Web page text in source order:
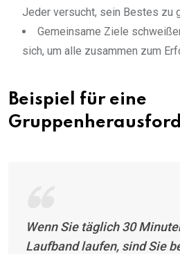
Jeder versucht, sein Bestes zu
Gemeinsame Ziele
sich, um alle zusammen zum
Beispiel für eine
Wenn Sie täglich 30
Laufband laufen, sind Sie